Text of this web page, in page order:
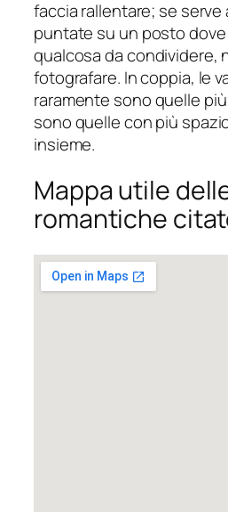
faccia rallentare; se serve
puntate su un posto dove
qualcosa da condividere,
fotografare. In coppia, le
raramente sono quelle
sono quelle con più
insieme.
Mappa utile
romantiche